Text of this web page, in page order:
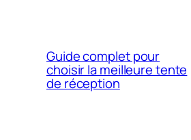
Guide complet pour
choisir la meilleure tente
de réception